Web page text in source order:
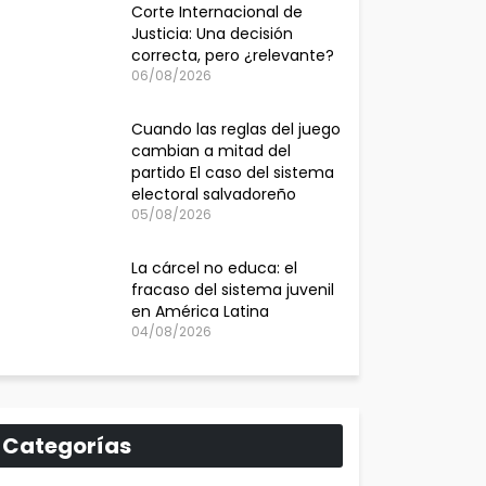
Corte Internacional de
Justicia: Una decisión
correcta, pero ¿relevante?
06/08/2026
Cuando las reglas del juego
cambian a mitad del
partido El caso del sistema
electoral salvadoreño
05/08/2026
La cárcel no educa: el
fracaso del sistema juvenil
en América Latina
04/08/2026
Categorías